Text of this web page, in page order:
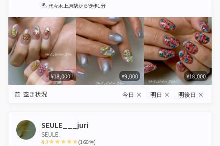
1 2 3 4 5
代々木上原駅から徒歩1分
¥18,000 ¥9,000 ¥18,000
空き状況 今日 × 明日 × 明後日 ×
SEULE___juri
SEULE.
4.7 (160件)